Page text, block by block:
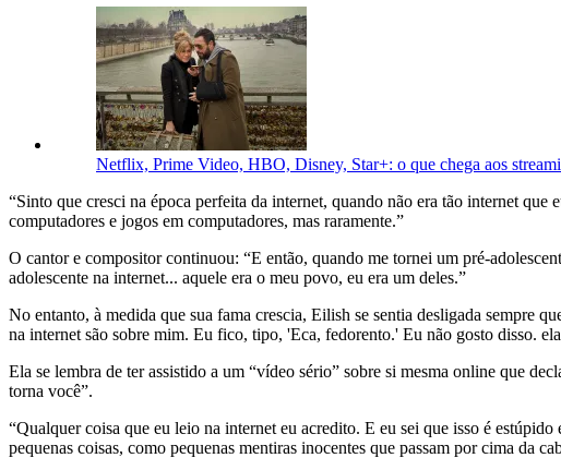
Netflix, Prime Video, HBO, Disney, Star+: o que chega aos
“Sinto que cresci na época perfeita da internet, quando não era tão internet
computadores e jogos em computadores, mas raramente.”
O cantor e compositor continuou: “E então, quando me tornei um pré-
adolescente na internet... aquele era o meu povo, eu era um deles.”
No entanto, à medida que sua fama crescia, Eilish se sentia desligada sempre
na internet são sobre mim. Eu fico, tipo, 'Eca, fedorento.' Eu não gosto disso.
Ela se lembra de ter assistido a um “vídeo sério” sobre si mesma online que
torna você”.
“Qualquer coisa que eu leio na internet eu acredito. E eu sei que isso é
pequenas coisas, como pequenas mentiras inocentes que passam por cima da